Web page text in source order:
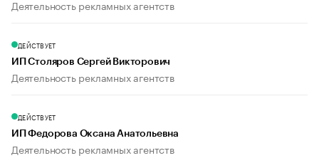
Деятельность рекламных агентств
ДЕЙСТВУЕТ
ИП Столяров Сергей Викторович
Деятельность рекламных агентств
ДЕЙСТВУЕТ
ИП Федорова Оксана Анатольевна
Деятельность рекламных агентств